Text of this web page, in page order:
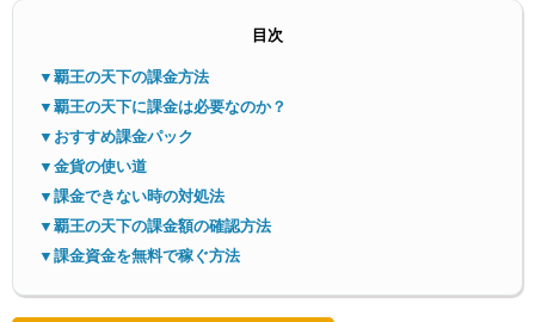
目次
▼覇王の天下の課金方法
▼覇王の天下に課金は必要なのか？
▼おすすめ課金パック
▼金貨の使い道
▼課金できない時の対処法
▼覇王の天下の課金額の確認方法
▼課金資金を無料で稼ぐ方法